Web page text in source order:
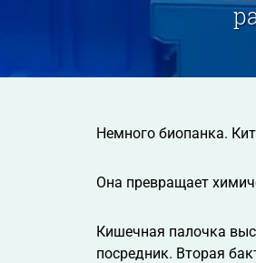
Немного биопанка.
Она превращает
Кишечная палочка
посредник. Вторая